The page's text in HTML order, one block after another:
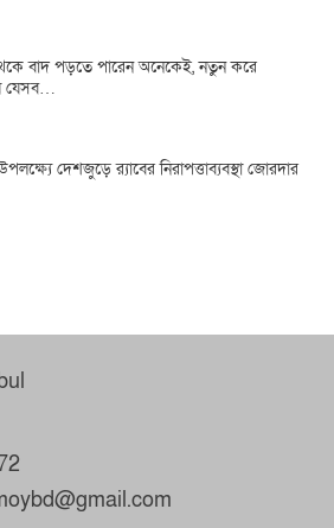
থেকে বাদ পড়তে পারেন অনেকেই, নতুন করে
যেসব…
দেশজুড়ে র‌্যাবের নিরাপত্তাব্যবস্থা জোরদার